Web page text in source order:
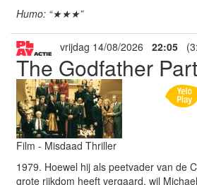
Humo: “★★★”
vrijdag 14/08/2026 22:05
The Godfather
Film - Misdaad Thriller
1979. Hoewel hij als peetvader van de
grote rijkdom heeft vergaard, wil